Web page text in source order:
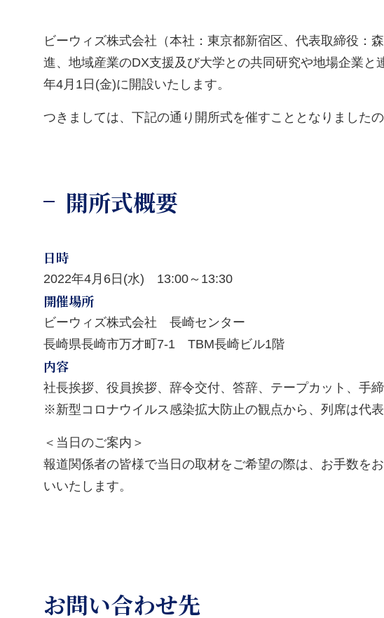
ビーウィズ株式会社（本社：東京都新宿区、代表取締役：
進、地域産業のDX支援及び大学との共同研究や地場企業
年4月1日(金)に開設いたします。
つきましては、下記の通り開所式を催すこととなりました
開所式概要
日時
2022年4月6日(水) 13:00～13:30
開催場所
ビーウィズ株式会社 長崎センター
長崎県長崎市万才町7-1 TBM長崎ビル1階
内容
社長挨拶、役員挨拶、辞令交付、答辞、テープカット、手
※新型コロナウイルス感染拡大防止の観点から、列席は代
＜当日のご案内＞
報道関係者の皆様で当日の取材をご希望の際は、お手数を
いいたします。
お問い合わせ先